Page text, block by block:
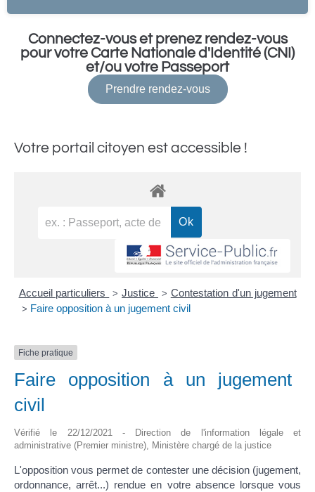
Connectez-vous et prenez rendez-vous
pour votre Carte Nationale d'Identité (CNI)
et/ou votre Passeport
Prendre rendez-vous
Votre portail citoyen est accessible !
Accueil particuliers > Justice > Contestation d'un jugement
> Faire opposition à un jugement civil
Fiche pratique
Faire opposition à un jugement
civil
Vérifié le 22/12/2021 - Direction de l'information légale et
administrative (Premier ministre), Ministère chargé de la justice
L'opposition vous permet de contester une décision (jugement,
ordonnance, arrêt...) rendue en votre absence lorsque vous